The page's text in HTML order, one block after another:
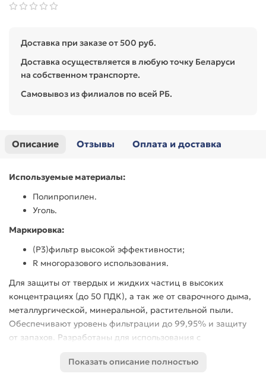
Доставка при заказе от 500 руб.
Доставка осуществляется в любую точку Беларуси
на собственном транспорте.
Самовывоз из филиалов по всей РБ.
Описание Отзывы Оплата и доставка
Используемые материалы:
Полипропилен.
Уголь.
Маркировка:
(P3)фильтр высокой эффективности;
R многоразового использования.
Для защиты от твердых и жидких частиц в высоких
концентрациях (до 50 ПДК), а так же от сварочного дыма,
металлургической, минеральной, растительной пыли.
Обеспечивают уровень фильтрации до 99,95% и защиту
от запахов. Разработаны для использования с
компании О2 и предназначены для защиты органов
Показать описание полностью